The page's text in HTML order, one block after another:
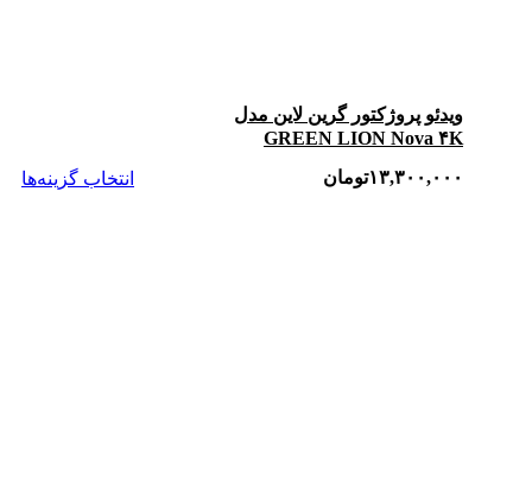
ویدئو پروژکتور گرین لاین مدل
GREEN LION Nova ۴K
انتخاب گزینه‌ها
۱۳,۳۰۰,۰۰۰تومان